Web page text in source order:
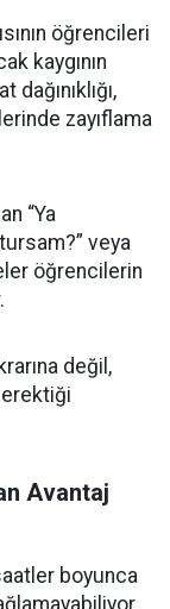
öğrencileri
kaygının
zayıflama
“Ya
veya
öğrencilerin
değil,
Avantaj
boyunca